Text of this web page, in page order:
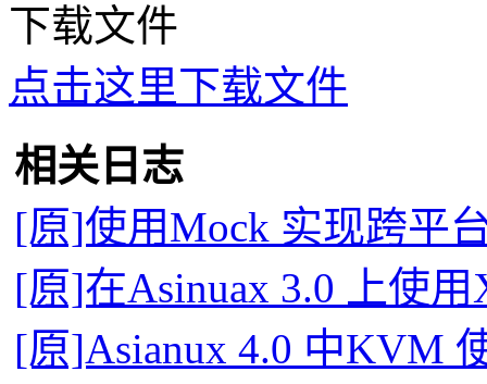
下载文件
点击这里下载文件
相关日志
[原]使用Mock 实现跨平
[原]在Asinuax 3.0 上使用
[原]Asianux 4.0 中KVM